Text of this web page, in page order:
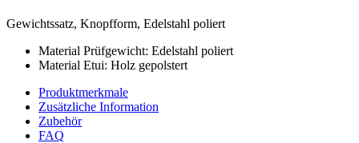
Gewichtssatz, Knopfform, Edelstahl poliert
Material Prüfgewicht: Edelstahl poliert
Material Etui: Holz gepolstert
Produktmerkmale
Zusätzliche Information
Zubehör
FAQ